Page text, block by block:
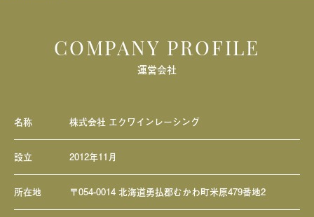
COMPANY PROFILE
運営会社
名称 株式会社 エクワインレーシング
設立 2012年11月
所在地 〒054-0014 北海道勇払郡むかわ町米原479番地2